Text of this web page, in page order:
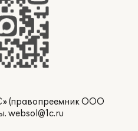
(правопреемник ООО
websol@1c.ru